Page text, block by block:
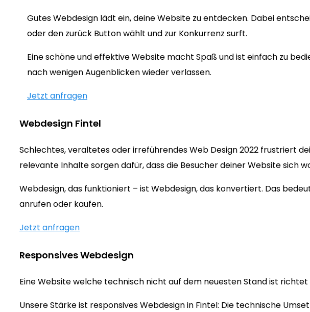
Gutes Webdesign lädt ein, deine Website zu entdecken. Dabei
oder den zurück Button wählt und zur Konkurrenz surft.
Eine schöne und effektive Website macht Spaß und ist einfach zu
nach wenigen Augenblicken wieder verlassen.
Jetzt anfragen
Webdesign Fintel
Schlechtes, veraltetes oder irreführendes Web Design 2022 frustriert
relevante Inhalte sorgen dafür, dass die Besucher deiner Website sich
Webdesign, das funktioniert – ist Webdesign, das konvertiert. Das
anrufen oder kaufen.
Jetzt anfragen
Responsives Webdesign
Eine Website welche technisch nicht auf dem neuesten Stand ist
Unsere Stärke ist responsives Webdesign in Fintel: Die technische